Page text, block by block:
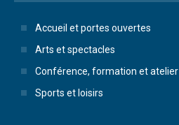
Accueil et portes ouvertes
Arts et spectacles
Conférence, formation et atelier
Sports et loisirs